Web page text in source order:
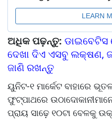
ଅଧିକ ପଢ଼ନ୍ତୁ: ଡାଇବେଟିସ
ଦେଖା ଦିଏ ଏସବୁ ଲକ୍ଷଣ,
ଜାଣି ରଖନ୍ତୁ
ୟୁନିଟ-୧ ମାର୍କେଟ ବାହାରେ
ଫୁଟ୍‌‌ପାଥରେ
ପ୍ରାୟ ସାଢ଼େ ୧୦ଟା ବେଳକୁ